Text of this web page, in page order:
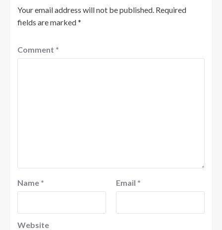
Your email address will not be published. Required
fields are marked*
Comment *
Name * Email *
Website